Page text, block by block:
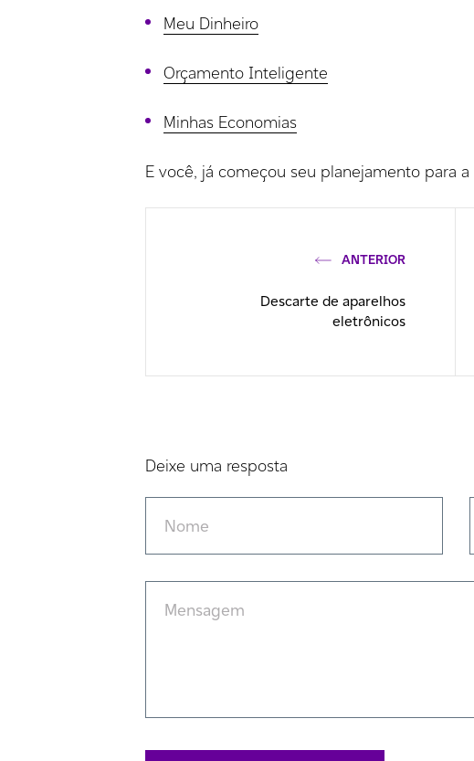
Meu Dinheiro
Orçamento Inteligente
Minhas Economias
E você, já começou seu planejamento para a
ANTERIOR
Descarte de aparelhos
eletrônicos
Deixe uma resposta